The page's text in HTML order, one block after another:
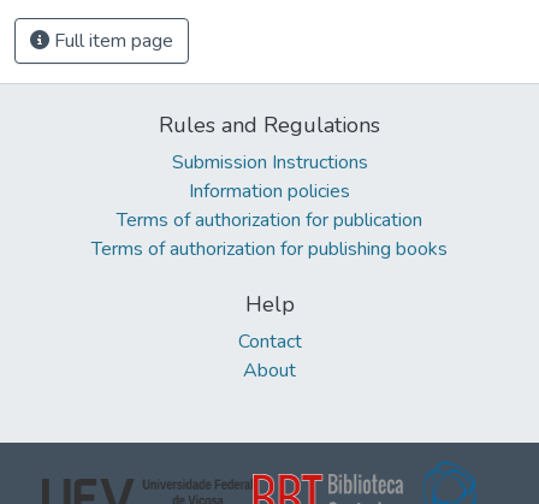
Full item page
Rules and Regulations
Submission Instructions
Information policies
Terms of authorization for publication
Terms of authorization for publishing books
Help
Contact
About